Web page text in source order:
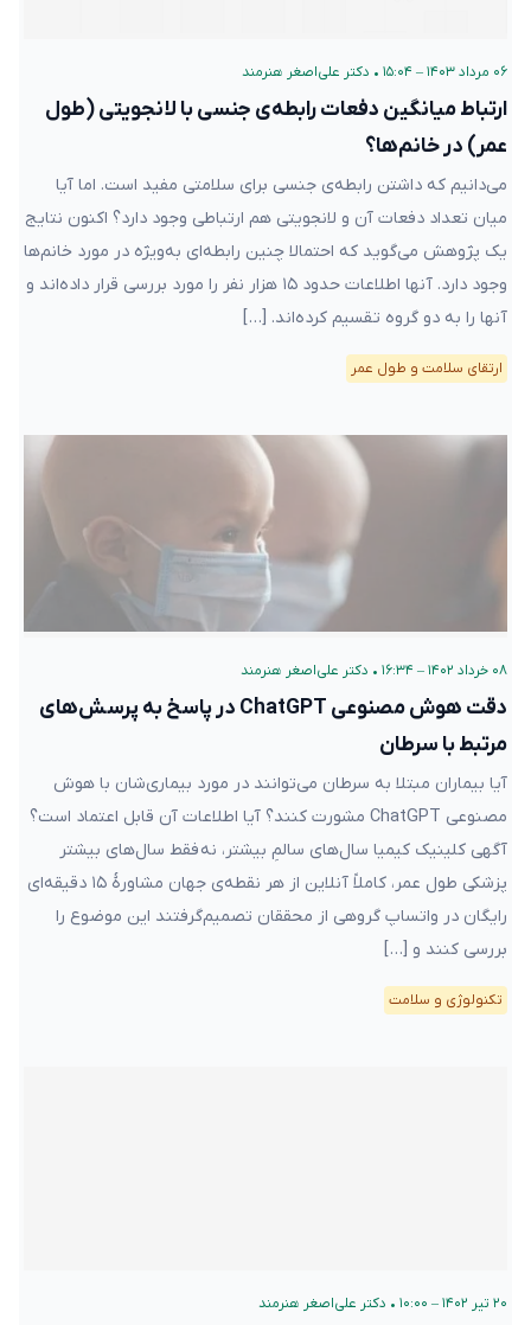
۰۶ مرداد ۱۴۰۳ – ۱۵:۰۴ • دکتر علی‌اصغر هنرمند
ارتباط میانگین دفعات رابطه‌ی جنسی با لانجویتی (طول
عمر) در خانم‌ها؟
می‌دانیم که داشتن رابطه‌ی جنسی برای سلامتی مفید است. اما آیا
میان تعداد دفعات آن و لانجویتی هم ارتباطی وجود دارد؟ اکنون نتایج
یک پژوهش می‌گوید که احتمالا چنین رابطه‌ای به‌ویژه در مورد خانم‌ها
وجود دارد. آنها اطلاعات حدود ۱۵ هزار نفر را مورد بررسی قرار داده‌اند و
آنها را به دو گروه تقسیم کرده‌اند. […]
ارتقای سلامت و طول عمر
۰۸ خرداد ۱۴۰۲ – ۱۶:۳۴ • دکتر علی‌اصغر هنرمند
دقت هوش مصنوعی ChatGPT در پاسخ به پرسش‌های
مرتبط با سرطان
آیا بیماران مبتلا به سرطان می‌توانند در مورد بیماری‌شان با هوش
مصنوعی ChatGPT مشورت کنند؟ آیا اطلاعات آن قابل اعتماد است؟
آگهی کلینیک کیمیا سال‌های سالمِ بیشتر، نه فقط سال‌های بیشتر
پزشکی طول عمر، کاملاً آنلاین از هر نقطه‌ی جهان مشاورهٔ ۱۵ دقیقه‌ای
رایگان در واتساپ گروهی از محققان تصمیم‌گرفتند این موضوع را
بررسی کنند و […]
تکنولوژی و سلامت
۲۰ تیر ۱۴۰۲ – ۱۰:۰۰ • دکتر علی‌اصغر هنرمند